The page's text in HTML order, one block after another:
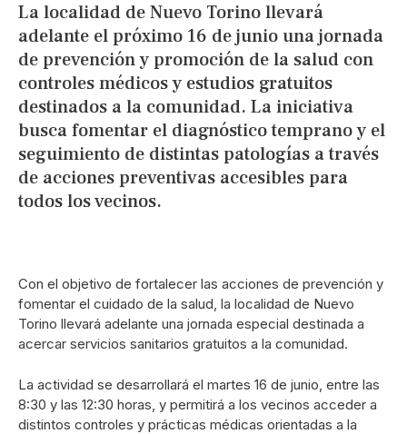
La localidad de Nuevo Torino llevará
adelante el próximo 16 de junio una jornada
de prevención y promoción de la salud con
controles médicos y estudios gratuitos
destinados a la comunidad. La iniciativa
busca fomentar el diagnóstico temprano y el
seguimiento de distintas patologías a través
de acciones preventivas accesibles para
todos los vecinos.
Con el objetivo de fortalecer las acciones de prevención y
fomentar el cuidado de la salud, la localidad de Nuevo
Torino llevará adelante una jornada especial destinada a
acercar servicios sanitarios gratuitos a la comunidad.
La actividad se desarrollará el martes 16 de junio, entre las
8:30 y las 12:30 horas, y permitirá a los vecinos acceder a
distintos controles y prácticas médicas orientadas a la